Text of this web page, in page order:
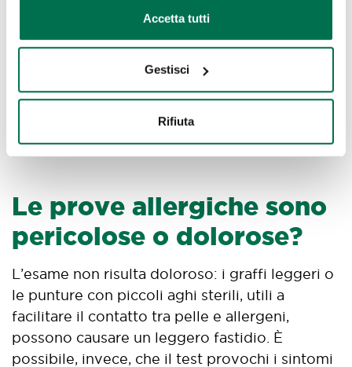
Accetta tutti
Gestisci
Rifiuta
avuto reazioni particolarmente gravi al
contatto con allergeni alimentari per il rischio
di shock anafilattico. Per questo è
assolutamente necessario evitare il ricorso a
Le prove allergiche sono
pericolose o dolorose?
L’esame non risulta doloroso: i graffi leggeri o
le punture con piccoli aghi sterili, utili a
facilitare il contatto tra pelle e allergeni,
possono causare un leggero fastidio. È
possibile, invece, che il test provochi i sintomi